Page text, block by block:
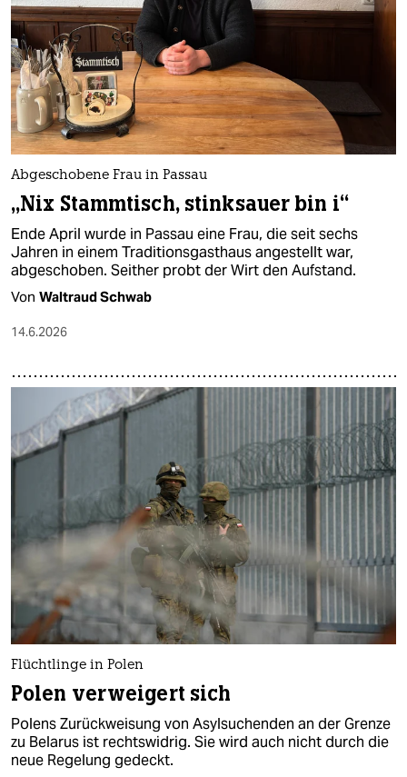
Abgeschobene Frau in Passau
„Nix Stammtisch, stinksauer bin i“
Ende April wurde in Passau eine Frau, die seit sechs
Jahren in einem Traditionsgasthaus angestellt war,
abgeschoben. Seither probt der Wirt den Aufstand.
Von Waltraud Schwab
14.6.2026
Flüchtlinge in Polen
Polen verweigert sich
Polens Zurückweisung von Asylsuchenden an der Grenze
zu Belarus ist rechtswidrig. Sie wird auch nicht durch die
neue Regelung gedeckt.